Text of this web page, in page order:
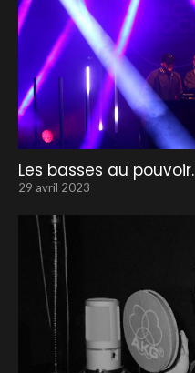
Les basses au pouvoir.
29 avril 2023